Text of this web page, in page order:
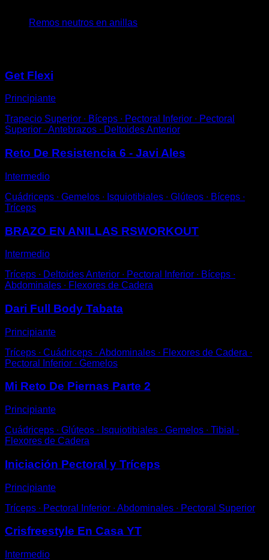
Remos neutros en anillas
Get Flexi
Principiante
Trapecio Superior ∙ Bíceps ∙ Pectoral Inferior ∙ Pectoral
Superior ∙ Antebrazos ∙ Deltoides Anterior
Reto De Resistencia 6 - Javi Ales
Intermedio
Cuádriceps ∙ Gemelos ∙ Isquiotibiales ∙ Glúteos ∙ Bíceps ∙
Tríceps
BRAZO EN ANILLAS RSWORKOUT
Intermedio
Tríceps ∙ Deltoides Anterior ∙ Pectoral Inferior ∙ Bíceps ∙
Abdominales ∙ Flexores de Cadera
Dari Full Body Tabata
Principiante
Tríceps ∙ Cuádriceps ∙ Abdominales ∙ Flexores de Cadera ∙
Pectoral Inferior ∙ Gemelos
Mi Reto De Piernas Parte 2
Principiante
Cuádriceps ∙ Glúteos ∙ Isquiotibiales ∙ Gemelos ∙ Tibial ∙
Flexores de Cadera
Iniciación Pectoral y Tríceps
Principiante
Tríceps ∙ Pectoral Inferior ∙ Abdominales ∙ Pectoral Superior
Crisfreestyle En Casa YT
Intermedio